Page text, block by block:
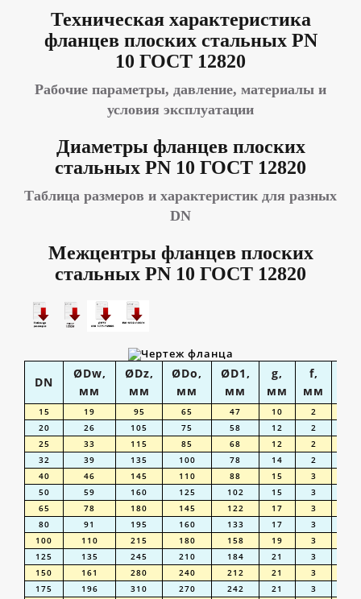
Техническая характеристика
фланцев плоских стальных PN
10 ГОСТ 12820
Рабочие параметры, давление, материалы и
условия эксплуатации
Диаметры фланцев плоских
стальных PN 10 ГОСТ 12820
Таблица размеров и характеристик для разных
DN
Межцентры фланцев плоских
стальных PN 10 ГОСТ 12820
DN
ØDw,
мм
ØDz,
мм
ØDo,
мм
ØD1,
мм
g,
мм
f,
мм
15 19 95 65 47 10 2
20
26 105 75 58 12 2
25
33 115 85 68 12 2
32
39 135 100 78 14 2
40
46 145 110 88 15 3
50
59 160 125 102 15 3
65
78 180 145 122 17 3
80
91 195 160 133 17 3
100
110 215 180 158 19 3
125
135 245 210 184 21 3
150
161 280 240 212 21 3
175
196 310 270 242 21 3